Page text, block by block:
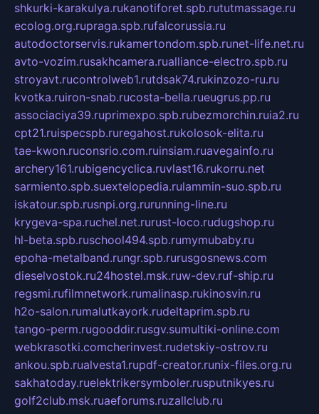
shkurki-karakulya.rukanotiforet.spb.rututmassage.ru
ecolog.org.rupraga.spb.rufalcorussia.ru
autodoctorservis.rukamertondom.spb.runet-life.net.ru
avto-vozim.rusakhcamera.rualliance-electro.spb.ru
stroyavt.rucontrolweb1.rutdsak74.rukinzozo-ru.ru
kvotka.ruiron-snab.rucosta-bella.rueugrus.pp.ru
associaciya39.ruprimexpo.spb.rubezmorchin.ruia2.ru
cpt21.ruispecspb.ruregahost.rukolosok-elita.ru
tae-kwon.ruconsrio.com.ruinsiam.ruavegainfo.ru
archery161.rubigencyclica.ruvlast16.rukorru.net
sarmiento.spb.suextelopedia.rulammin-suo.spb.ru
iskatour.spb.rusnpi.org.rurunning-line.ru
krygeva-spa.ruchel.net.rurust-loco.rudugshop.ru
hl-beta.spb.ruschool494.spb.rumymubaby.ru
epoha-metalband.rungr.spb.rurusgosnews.com
dieselvostok.ru24hostel.msk.ruw-dev.ruf-ship.ru
regsmi.rufilmnetwork.rumalinasp.rukinosvin.ru
h2o-salon.rumalutkayork.rudeltaprim.spb.ru
tango-perm.rugooddir.rusgv.sumultiki-online.com
webkrasotki.comcherinvest.rudetskiy-ostrov.ru
ankou.spb.rualvesta1.rupdf-creator.runix-files.org.ru
sakhatoday.ruelektrikersymboler.rusputnikyes.ru
golf2club.msk.ruaeforums.ruzallclub.ru